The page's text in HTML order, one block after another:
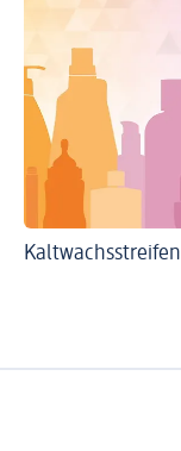
Kaltwachsstreifen